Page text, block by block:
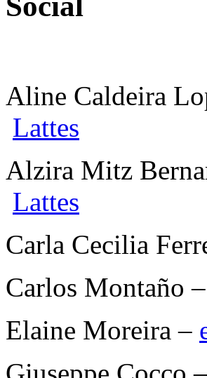
Aline Caldeira
Lattes
Alzira Mitz
Lattes
Carla Cecilia
Carlos Montaño –
Elaine Moreira –